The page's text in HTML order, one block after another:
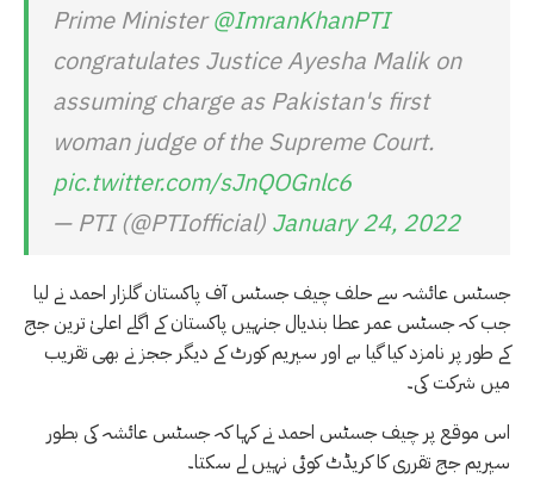
Prime Minister@ImranKhanPTI
congratulates Justice Ayesha Malik on
assuming charge as Pakistan's first
woman judge of the Supreme Court.
pic.twitter.com/sJnQOGnlc6
— PTI (@PTIofficial) January 24, 2022
جسٹس عائشہ سے حلف چیف جسٹس آف پاکستان گلزار احمد نے لیا
جب کہ جسٹس عمر عطا بندیال جنہیں پاکستان کے اگلے اعلیٰ ترین جج
کے طور پر نامزد کیا گیا ہے اور سپریم کورٹ کے دیگر ججز نے بھی تقریب
میں شرکت کی۔
اس موقع پر چیف جسٹس احمد نے کہا کہ جسٹس عائشہ کی بطور
سپریم جج تقرری کا کریڈٹ کوئی نہیں لے سکتا۔